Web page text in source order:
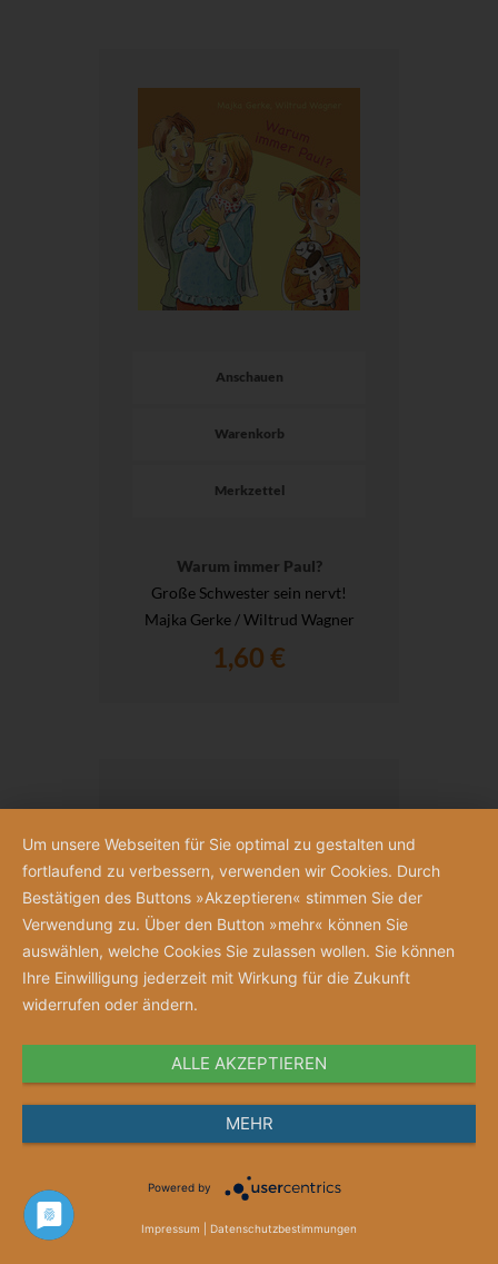
Anschauen
Warenkorb
Merkzettel
Warum immer Paul?
Große Schwester sein nervt!
Majka Gerke / Wiltrud Wagner
1,60 €
Anschauen
Merkzettel
Gutschein „Jubelnde Schwestern“
Um unsere Webseiten für Sie optimal zu gestalten und
fortlaufend zu verbessern, verwenden wir Cookies. Durch
Bestätigen des Buttons »Akzeptieren« stimmen Sie der
Verwendung zu. Über den Button »mehr« können Sie
auswählen, welche Cookies Sie zulassen wollen. Sie können
Ihre Einwilligung jederzeit mit Wirkung für die Zukunft
widerrufen oder ändern.
ALLE AKZEPTIEREN
MEHR
Powered by
Impressum Datenschutzbestimmungen